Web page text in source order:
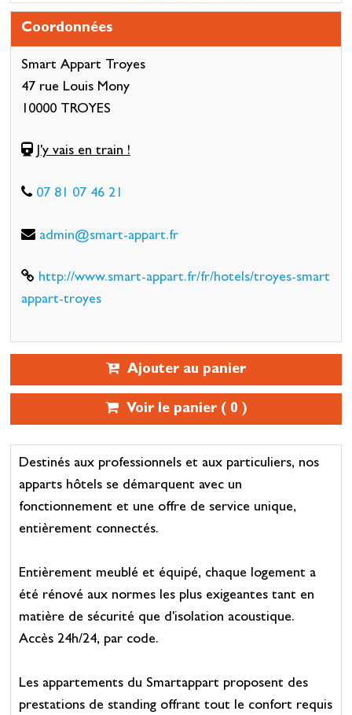
Coordonnées
Smart Appart Troyes
47 rue Louis Mony
10000 TROYES
J'y vais en train !
07 81 07 46 21
admin@smart-appart.fr
http://www.smart-appart.fr/fr/hotels/troyes-smart
appart-troyes
Ajouter au panier
Voir le panier ( 0 )
Destinés aux professionnels et aux particuliers, nos
apparts hôtels se démarquent avec un
fonctionnement et une offre de service unique,
entièrement connectés.
Entièrement meublé et équipé, chaque logement a
été rénové aux normes les plus exigeantes tant en
matière de sécurité que d'isolation acoustique.
Accès 24h/24, par code.
Les appartements du Smartappart proposent des
prestations de standing offrant tout le confort requis